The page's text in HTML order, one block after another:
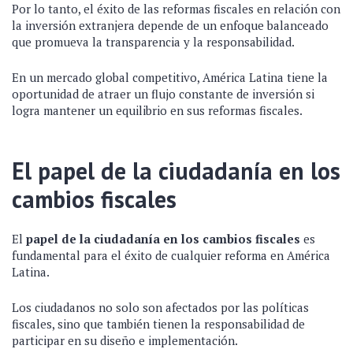
Por lo tanto, el éxito de las reformas fiscales en relación con
la inversión extranjera depende de un enfoque balanceado
que promueva la transparencia y la responsabilidad.
En un mercado global competitivo, América Latina tiene la
oportunidad de atraer un flujo constante de inversión si
logra mantener un equilibrio en sus reformas fiscales.
El papel de la ciudadanía en los
cambios fiscales
El papel de la ciudadanía en los cambios fiscales es
fundamental para el éxito de cualquier reforma en América
Latina.
Los ciudadanos no solo son afectados por las políticas
fiscales, sino que también tienen la responsabilidad de
participar en su diseño e implementación.